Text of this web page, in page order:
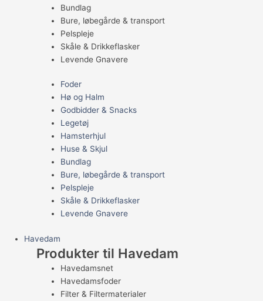
Bundlag
Bure, løbegårde & transport
Pelspleje
Skåle & Drikkeflasker
Levende Gnavere
Foder
Hø og Halm
Godbidder & Snacks
Legetøj
Hamsterhjul
Huse & Skjul
Bundlag
Bure, løbegårde & transport
Pelspleje
Skåle & Drikkeflasker
Levende Gnavere
Havedam
Produkter til Havedam
Havedamsnet
Havedamsfoder
Filter & Filtermaterialer